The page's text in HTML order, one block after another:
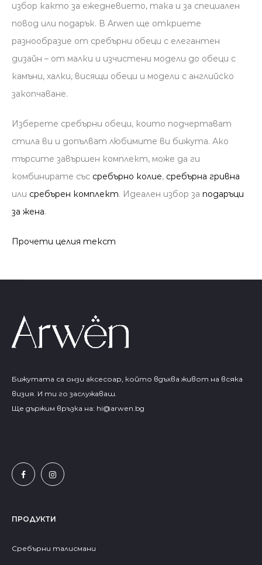
избор както за ежедневието, така и за специален
повод или подарък. В Arwen ще откриете
разнообразие от сребърни обеци с елегантен
дизайн – от малки и изчистени модели до обеци с
камъни, халки, висящи обеци и модели с английско
закопчаване.
Изберете сребърни обеци, които подчертават
стила ви и допълват любимите ви бижута. Ако
търсите завършен комплект, може да ги
комбинирате със сребърно колие, сребърна гривна
или сребърен комплект. Идеален избор за подаръци
за жена.
Прочети целия текст
Бижутата са онзи аксесоар, който вдъхва живот на всяка
визия. И ти го заслужаваш.
Ще държим връзка на: hi@arwen.bg
ПРОДУКТИ
Сребърни талисмани